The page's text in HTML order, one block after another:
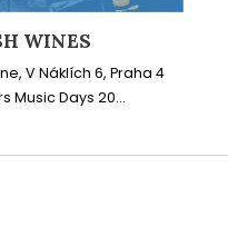
WINES
V Náklích 6, Praha 4
Music Days 20...